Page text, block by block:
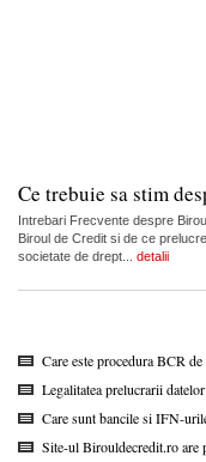
Ce trebuie sa stim
Intrebari Frecvente despre
Biroul de Credit si de ce
societate de drept... detalii
Care este procedura BCR
Legalitatea prelucrarii
Care sunt bancile si IFN-
Site-ul Birouldecredit.ro are